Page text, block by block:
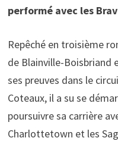
performé avec les
Repêché en troisième
de Blainville-Boisbriand
ses preuves dans le
Coteaux, il a su se
poursuivre sa carrière
Charlottetown et les